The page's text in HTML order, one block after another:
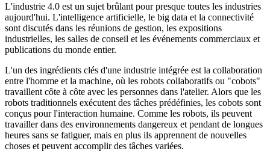
L'industrie 4.0 est un sujet brûlant pour presque toutes les industries
aujourd'hui. L'intelligence artificielle, le big data et la connectivité
sont discutés dans les réunions de gestion, les expositions
industrielles, les salles de conseil et les événements commerciaux et
publications du monde entier.
L'un des ingrédients clés d'une industrie intégrée est la collaboration
entre l'homme et la machine, où les robots collaboratifs ou "cobots"
travaillent côte à côte avec les personnes dans l'atelier. Alors que les
robots traditionnels exécutent des tâches prédéfinies, les cobots sont
conçus pour l'interaction humaine. Comme les robots, ils peuvent
travailler dans des environnements dangereux et pendant de longues
heures sans se fatiguer, mais en plus ils apprennent de nouvelles
choses et peuvent accomplir des tâches variées.